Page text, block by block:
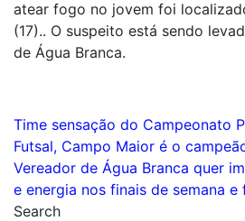
atear fogo no jovem foi
(17).. O suspeito está sendo
de Água Branca.
Navegação
de
Post
Time sensação do Campeonato
Futsal, Campo Maior é o
Vereador de Água Branca quer
e energia nos finais de semana e
Search